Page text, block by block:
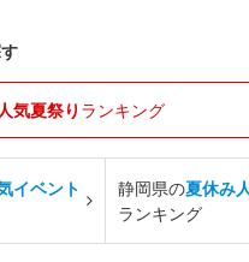
気夏祭り ランキング
イベント
静岡県の夏休み
ランキング